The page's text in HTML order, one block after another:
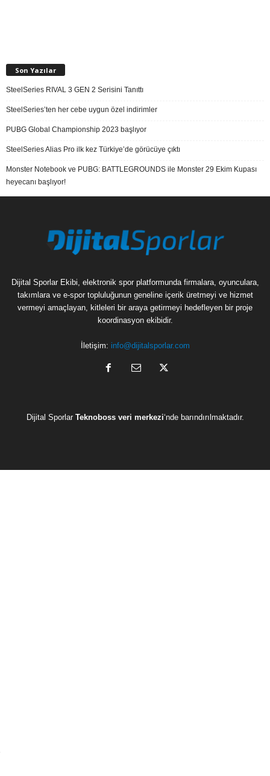
Son Yazılar
SteelSeries RIVAL 3 GEN 2 Serisini Tanıttı
SteelSeries’ten her cebe uygun özel indirimler
PUBG Global Championship 2023 başlıyor
SteelSeries Alias Pro ilk kez Türkiye’de görücüye çıktı
Monster Notebook ve PUBG: BATTLEGROUNDS ile Monster 29 Ekim Kupası
heyecanı başlıyor!
Dijital Sporlar Ekibi, elektronik spor platformunda firmalara, oyunculara,
takımlara ve e-spor topluluğunun geneline içerik üretmeyi ve hizmet
vermeyi amaçlayan, kitleleri bir araya getirmeyi hedefleyen bir proje
koordinasyon ekibidir.
İletişim: info@dijitalsporlar.com
Dijital Sporlar Teknoboss veri merkezi‘nde barındırılmaktadır.